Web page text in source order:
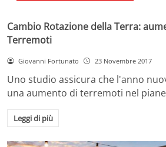
Cambio Rotazione della Terra:
Terremoti
Giovanni Fortunato 23 Novembre 2017
Uno studio assicura che l'anno
una aumento di terremoti nel
Leggi di più